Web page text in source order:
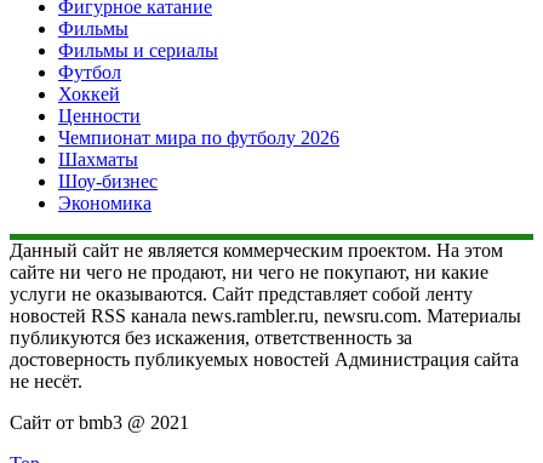
Фигурное катание
Фильмы
Фильмы и сериалы
Футбол
Хоккей
Ценности
Чемпионат мира по футболу 2026
Шахматы
Шоу-бизнес
Экономика
Данный сайт не является коммерческим проектом. На этом
сайте ни чего не продают, ни чего не покупают, ни какие
услуги не оказываются. Сайт представляет собой ленту
новостей RSS канала news.rambler.ru, newsru.com. Материалы
публикуются без искажения, ответственность за
достоверность публикуемых новостей Администрация сайта
не несёт.
Сайт от bmb3 @ 2021